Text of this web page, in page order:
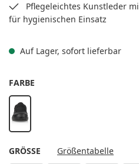
Pflegeleichtes Kunstleder
für hygienischen Einsatz
Auf Lager, sofort lieferbar
FARBE
schwarz
GRÖSSE AUSWÄHLEN
Größentabelle